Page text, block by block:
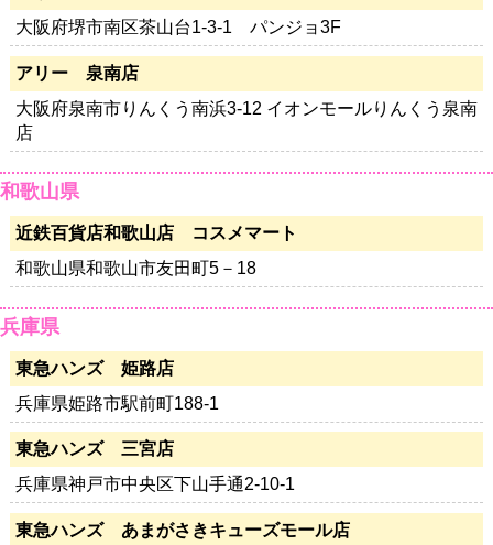
大阪府堺市南区茶山台1-3-1 パンジョ3F
アリー 泉南店
大阪府泉南市りんくう南浜3-12 イオンモールりんくう泉南
店
和歌山県
近鉄百貨店和歌山店 コスメマート
和歌山県和歌山市友田町5－18
兵庫県
東急ハンズ 姫路店
兵庫県姫路市駅前町188-1
東急ハンズ 三宮店
兵庫県神戸市中央区下山手通2-10-1
東急ハンズ あまがさきキューズモール店